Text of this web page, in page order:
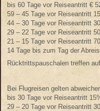
bis 60 Tage vor Reiseantritt €
59 – 45 Tage vor Reiseantritt
44 – 30 Tage vor Reiseantritt
29 – 22 Tage vor Reiseantritt
21 – 15 Tage vor Reiseantritt
14 Tage bis zum Tag der
Rücktrittspauschalen treffen
Bei Flugreisen gelten
bis 30 Tage vor Reiseantritt
29 – 20 Tage vor Reiseantritt